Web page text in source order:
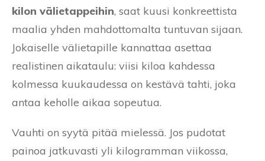
kilon välietappeihin, saat kuusi konkreettista
maalia yhden mahdottomalta tuntuvan sijaan.
Jokaiselle välietapille kannattaa asettaa
realistinen aikataulu: viisi kiloa kahdessa
kolmessa kuukaudessa on kestävä tahti, joka
antaa keholle aikaa sopeutua.
Vauhti on syytä pitää mielessä. Jos pudotat
painoa jatkuvasti yli kilogramman viikossa,